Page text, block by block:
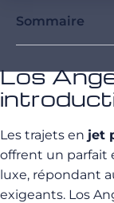
Sommaire
Los
Les trajets en jet
offrent un parfait
luxe, répondant
exigeants. Los